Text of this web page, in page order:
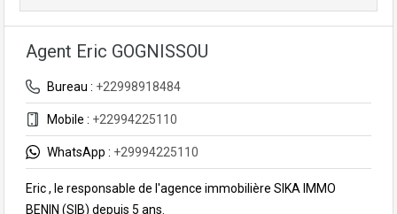
Agent Eric GOGNISSOU
Bureau : +22998918484
Mobile : +22994225110
WhatsApp : +29994225110
Eric , le responsable de l'agence immobilière SIKA IMMO
BENIN (SIB) depuis 5 ans.